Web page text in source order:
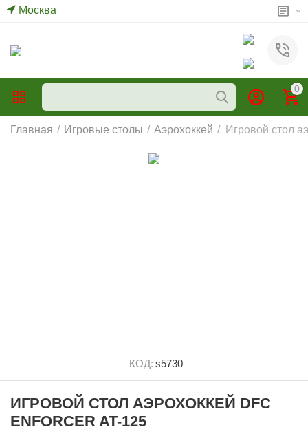
Москва
0
Главная / Игровые столы / Аэрохоккей / Игровой стол
КОД: s5730
ИГРОВОЙ СТОЛ АЭРОХОККЕЙ DFC
ENFORCER AT-125